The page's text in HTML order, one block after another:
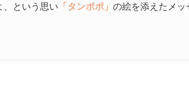
、という思い 「タンポポ」の絵を添えたメッ